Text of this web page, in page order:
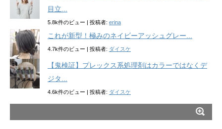
目立...
5.8k件のビュー | 投稿者: erina
これが新型！極みのネイビーアッシュグレー...
4.7k件のビュー | 投稿者: ダイスケ
【鬼検証】プレックス系処理剤はカラーではなくデ
ジタ...
4.6k件のビュー | 投稿者: ダイスケ